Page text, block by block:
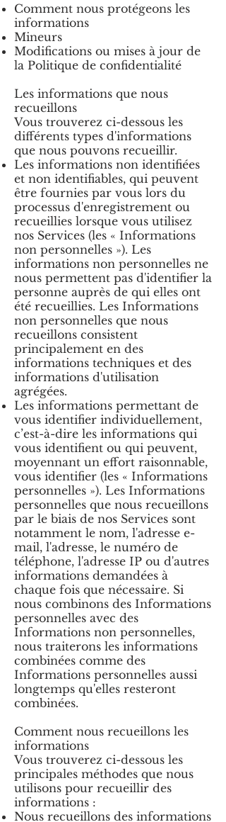
Comment nous protégeons les
informations
Mineurs
Modifications ou mises à jour de
la Politique de confidentialité
Les informations que nous
recueillons
Vous trouverez ci-dessous les
différents types d'informations
que nous pouvons recueillir.
Les informations non identifiées
et non identifiables, qui peuvent
être fournies par vous lors du
processus d'enregistrement ou
recueillies lorsque vous utilisez
nos Services (les « Informations
non personnelles »). Les
informations non personnelles ne
nous permettent pas d'identifier la
personne auprès de qui elles ont
été recueillies. Les Informations
non personnelles que nous
recueillons consistent
principalement en des
informations techniques et des
informations d'utilisation
agrégées.
Les informations permettant de
vous identifier individuellement,
c’est-à-dire les informations qui
vous identifient ou qui peuvent,
moyennant un effort raisonnable,
vous identifier (les « Informations
personnelles »). Les Informations
personnelles que nous recueillons
par le biais de nos Services sont
notamment le nom, l'adresse e-
mail, l'adresse, le numéro de
téléphone, l'adresse IP ou d'autres
informations demandées à
chaque fois que nécessaire. Si
nous combinons des Informations
personnelles avec des
Informations non personnelles,
nous traiterons les informations
combinées comme des
Informations personnelles aussi
longtemps qu'elles resteront
combinées.
Comment nous recueillons les
informations
Vous trouverez ci-dessous les
principales méthodes que nous
utilisons pour recueillir des
informations :
Nous recueillons des informations